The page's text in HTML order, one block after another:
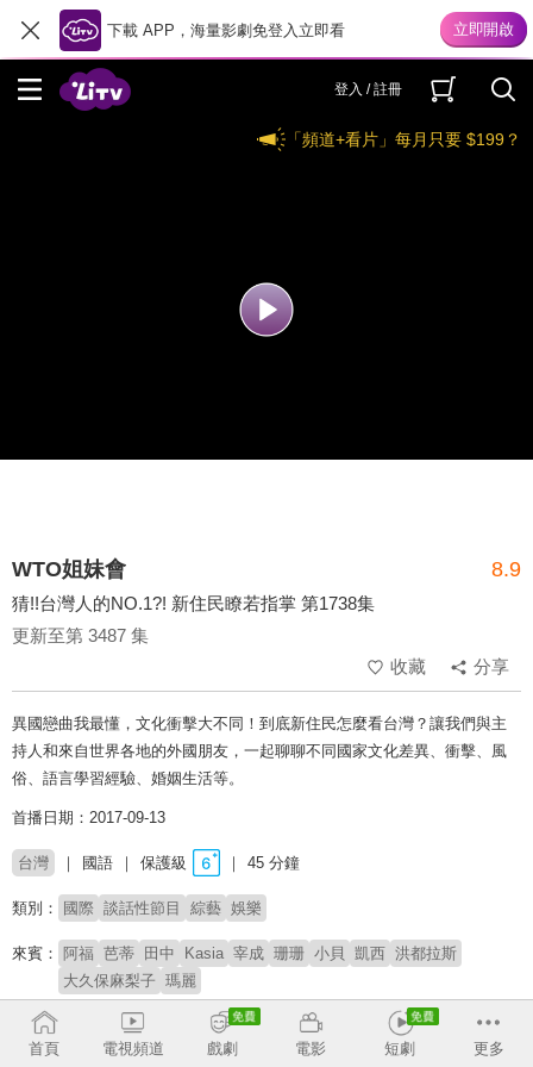
下載 APP，海量影劇免登入立即看
登入 / 註冊
「頻道+看片」每月只要 $199？
WTO姐妹會 8.9
猜!!台灣人的NO.1?! 新住民瞭若指掌 第1738集
更新至第 3487 集
收藏
分享
異國戀曲我最懂，文化衝擊大不同！到底新住民怎麼看台灣？讓我們與主
持人和來自世界各地的外國朋友，一起聊聊不同國家文化差異、衝擊、風
俗、語言學習經驗、婚姻生活等。
首播日期：2017-09-13
台灣 國語 保護級 45 分鐘
類別： 國際 談話性節目 綜藝 娛樂
來賓： 阿福 芭蒂 田中 Kasia 宰成 珊珊 小貝 凱西 洪都拉斯
大久保麻梨子 瑪麗
主持：
首頁 電視頻道 戲劇 電影 短劇 更多